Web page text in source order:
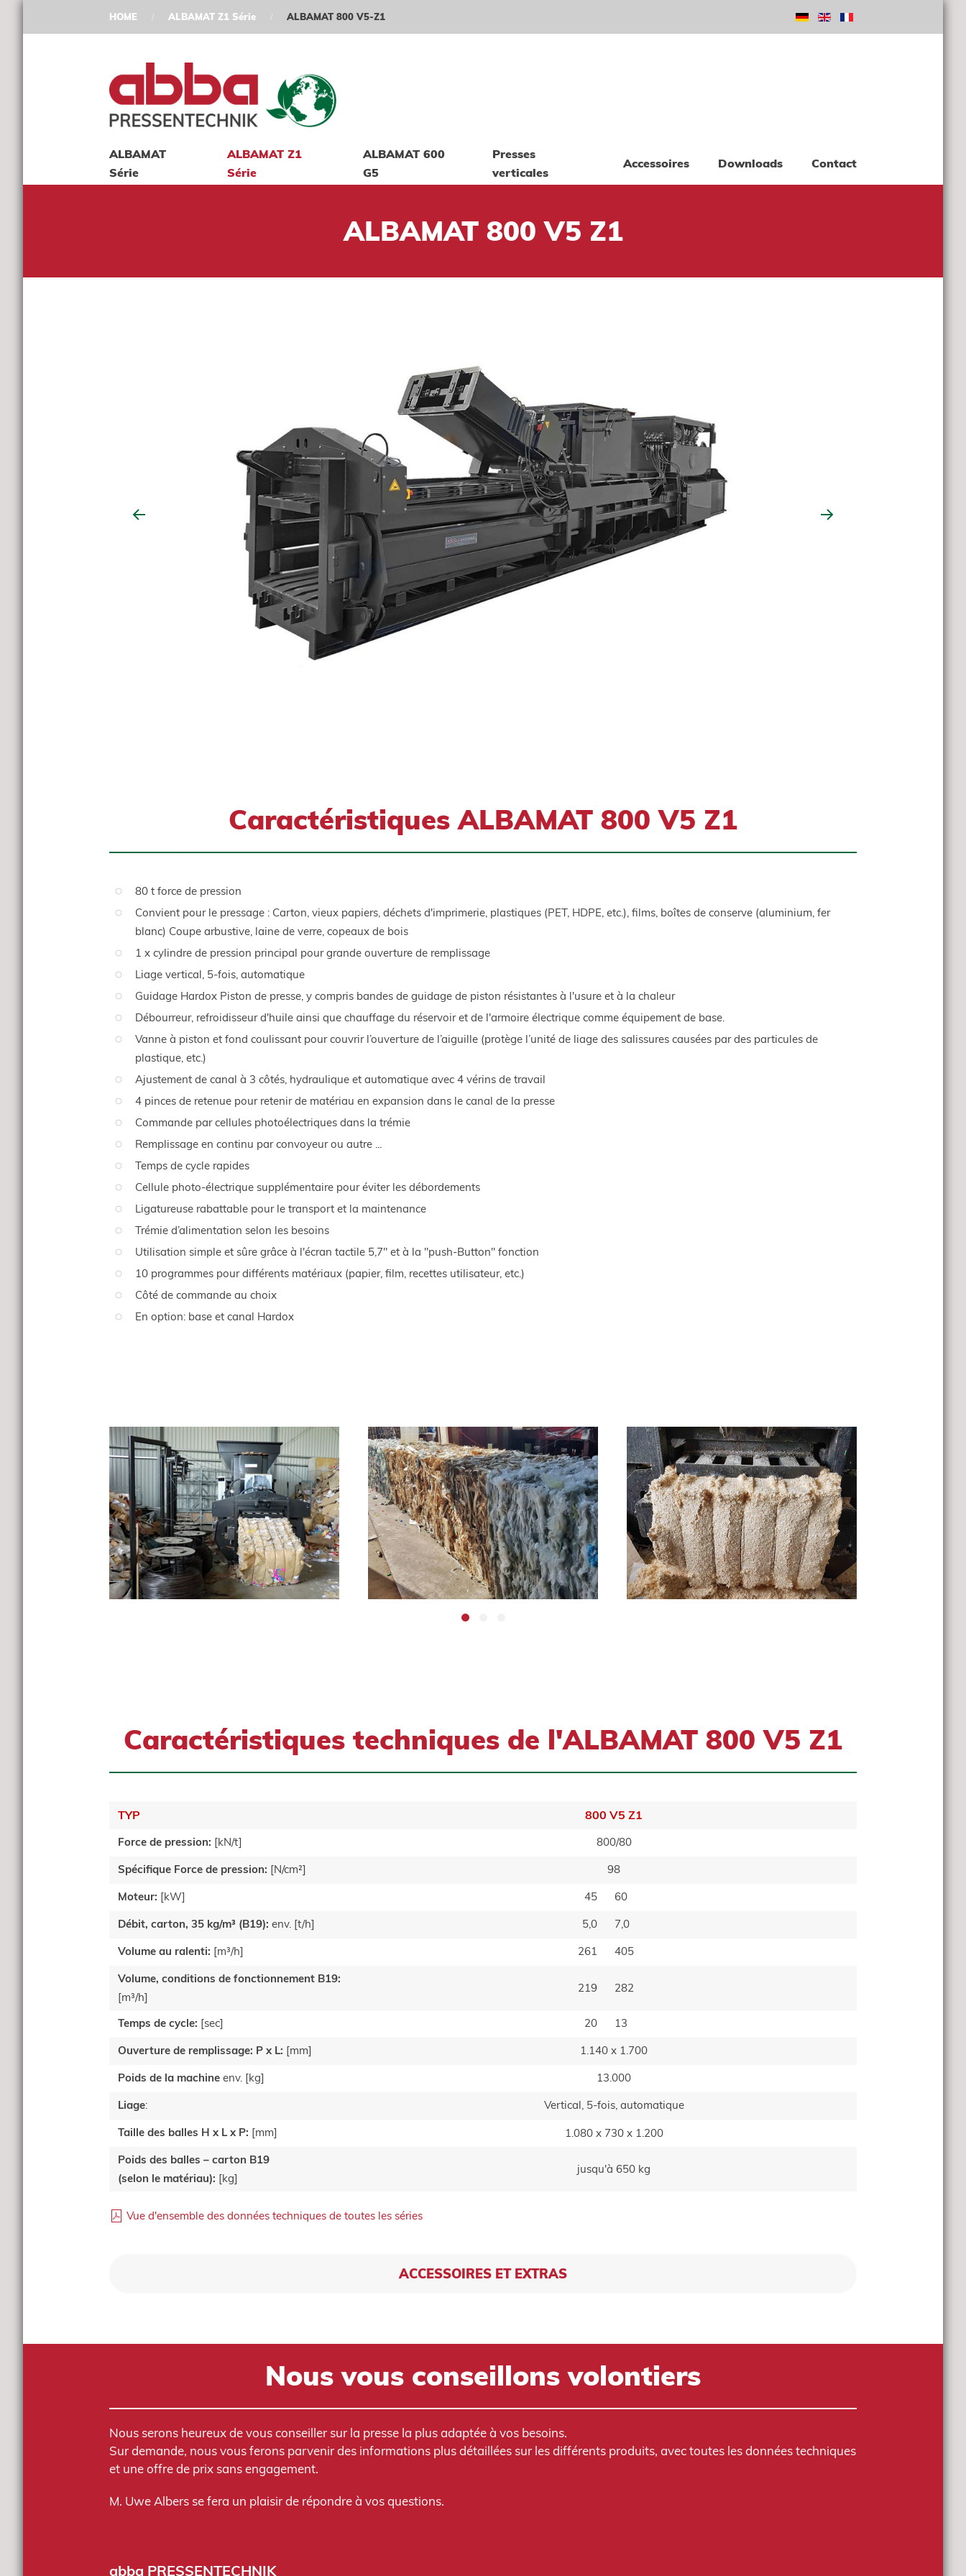
HOME ALBAMAT Z1 Série ALBAMAT 800 V5-Z1
ALBAMAT
Série
ALBAMAT Z1
Série
ALBAMAT 600
G5
Presses
verticales
Accessoires Downloads Contact
ALBAMAT 800 V5 Z1
Caractéristiques ALBAMAT 800 V5 Z1
80 t force de pression
Convient pour le pressage : Carton, vieux papiers, déchets d'imprimerie, plastiques (PET, HDPE, etc.), films, boîtes de conserve (aluminium, fer
blanc) Coupe arbustive, laine de verre, copeaux de bois
1 x cylindre de pression principal pour grande ouverture de remplissage
Liage vertical, 5-fois, automatique
Guidage Hardox Piston de presse, y compris bandes de guidage de piston résistantes à l'usure et à la chaleur
Débourreur, refroidisseur d'huile ainsi que chauffage du réservoir et de l'armoire électrique comme équipement de base.
Vanne à piston et fond coulissant pour couvrir l’ouverture de l’aiguille (protège l’unité de liage des salissures causées par des particules de
plastique, etc.)
Ajustement de canal à 3 côtés, hydraulique et automatique avec 4 vérins de travail
4 pinces de retenue pour retenir de matériau en expansion dans le canal de la presse
Commande par cellules photoélectriques dans la trémie
Remplissage en continu par convoyeur ou autre ...
Temps de cycle rapides
Cellule photo-électrique supplémentaire pour éviter les débordements
Ligatureuse rabattable pour le transport et la maintenance
Trémie d’alimentation selon les besoins
Utilisation simple et sûre grâce à l'écran tactile 5,7" et à la "push-Button" fonction
10 programmes pour différents matériaux (papier, film, recettes utilisateur, etc.)
Côté de commande au choix
En option: base et canal Hardox
Caractéristiques techniques de l'ALBAMAT 800 V5 Z1
TYP 800 V5 Z1
Force de pression: [kN/t]
800/80
Spécifique Force de pression: [N/cm²]
98
Moteur: [kW] 45
60
Débit, carton, 35 kg/m³ (B19): env. [t/h] 5,0
7,0
Volume au ralenti: [m³/h] 261
405
Volume, conditions de fonctionnement B19:
[m³/h]
219 282
Temps de cycle: [sec] 20
13
Ouverture de remplissage: P x L: [mm]
1.140 x 1.700
Poids de la machine env. [kg]
13.000
Liage:
Vertical, 5-fois, automatique
Taille des balles H x L x P: [mm]
1.080 x 730 x 1.200
Poids des balles – carton B19
(selon le matériau): [kg]
jusqu'à 650 kg
Vue d'ensemble des données techniques de toutes les séries
ACCESSOIRES ET EXTRAS
Nous vous conseillons volontiers
Nous serons heureux de vous conseiller sur la presse la plus adaptée à vos besoins.
Sur demande, nous vous ferons parvenir des informations plus détaillées sur les différents produits, avec toutes les données techniques
et une offre de prix sans engagement.
M. Uwe Albers se fera un plaisir de répondre à vos questions.
abba PRESSENTECHNIK